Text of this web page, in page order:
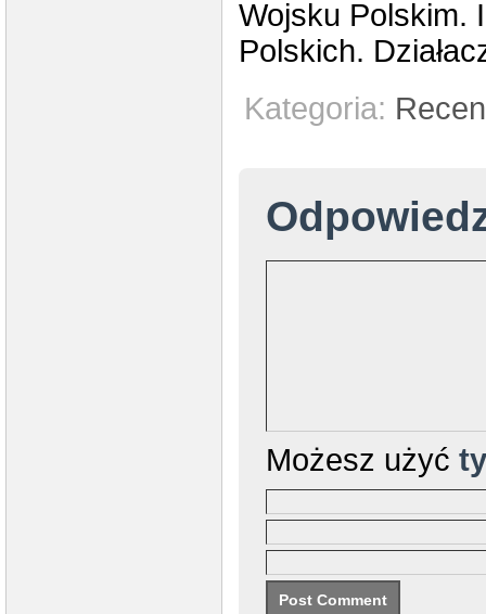
Wojsku Polskim.
Polskich.
Kategoria:
Możesz użyć